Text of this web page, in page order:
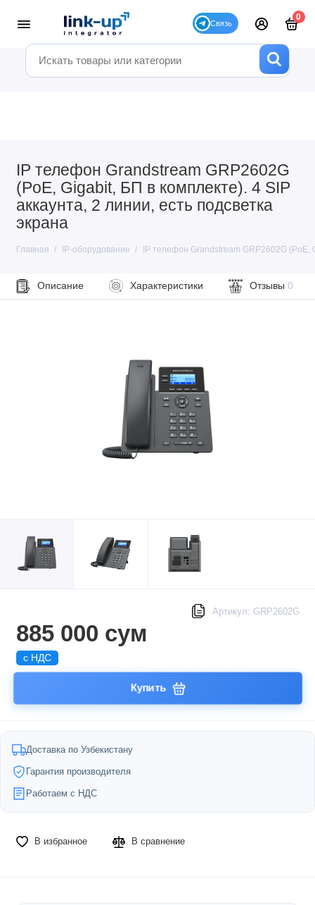
0
IP телефон Grandstream GRP2602G
(PoE, Gigabit, БП в комплекте). 4 SIP
аккаунта, 2 линии, есть подсветка
экрана
Главная IP-оборудование IP телефон Grandstream GRP2602G (PoE,
Описание Характеристики Отзывы 0
Артикул: GRP2602G
885 000 сум
с НДС
Купить
Доставка по Узбекистану
Гарантия производителя
Работаем с НДС
В избранное В сравнение